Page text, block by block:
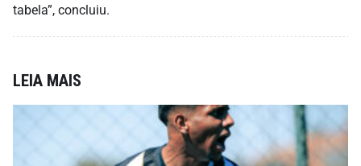
tabela”, concluiu.
LEIA MAIS